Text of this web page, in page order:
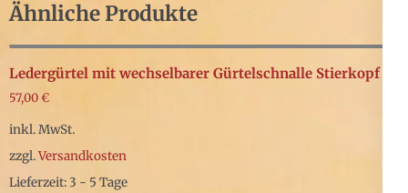
Ähnliche Produkte
Ledergürtel mit wechselbarer Gürtelschnalle Stierkopf
57,00€
inkl. MwSt.
zzgl.Versandkosten
Lieferzeit: 3 - 5 Tage